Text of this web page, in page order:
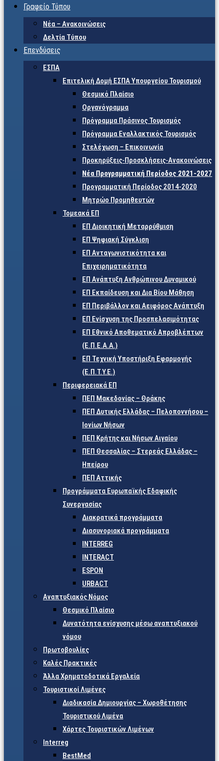
Γραφείο Τύπου
Νέα – Ανακοινώσεις
Δελτία Τύπου
Επενδύσεις
ΕΣΠΑ
Επιτελική Δομή ΕΣΠΑ Υπουργείου Τουρισμού
Θεσμικό Πλαίσιο
Οργανόγραμμα
Πρόγραμμα Πράσινος Τουρισμός
Πρόγραμμα Εναλλακτικός Τουρισμός
Στελέχωση – Επικοινωνία
Προκηρύξεις-Προσκλήσεις-Ανακοινώσεις
Νέα Προγραμματική Περίοδος 2021-2027
Προγραμματική Περίοδος 2014-2020
Μητρώο Προμηθευτών
Τομεακά ΕΠ
ΕΠ Διοικητική Μεταρρύθμιση
ΕΠ Ψηφιακή Σύγκλιση
ΕΠ Ανταγωνιστικότητα και
Επιχειρηματικότητα
ΕΠ Ανάπτυξη Ανθρώπινου Δυναμικού
ΕΠ Εκπαίδευση και Δια Βίου Μάθηση
ΕΠ Περιβάλλον και Αειφόρος Ανάπτυξη
ΕΠ Ενίσχυση της Προσπελασιμότητας
ΕΠ Εθνικό Αποθεματικό Απροβλέπτων
(Ε.Π.Ε.Α.Α.)
ΕΠ Τεχνική Υποστήριξη Εφαρμογής
(Ε.Π.Τ.Υ.Ε.)
Περιφερειακά ΕΠ
ΠΕΠ Μακεδονίας – Θράκης
ΠΕΠ Δυτικής Ελλάδας – Πελοποννήσου –
Ιονίων Νήσων
ΠΕΠ Κρήτης και Νήσων Αιγαίου
ΠΕΠ Θεσσαλίας – Στερεάς Ελλάδας –
Ηπείρου
ΠΕΠ Αττικής
Προγράμματα Ευρωπαϊκής Εδαφικής
Συνεργασίας
Διακρατικά προγράμματα
Διασυνοριακά προγράμματα
INTERREG
INTERACT
ESPON
URBACT
Αναπτυξιακός Νόμος
Θεσμικό Πλαίσιο
Δυνατότητα ενίσχυσης μέσω αναπτυξιακού
νόμου
Πρωτοβουλίες
Καλές Πρακτικές
Άλλα Χρηματοδοτικά Εργαλεία
Τουριστικοί Λιμένες
Διαδικασία Δημιουργίας – Χωροθέτησης
Τουριστικού Λιμένα
Χάρτες Τουριστικών Λιμένων
Interreg
BestMed